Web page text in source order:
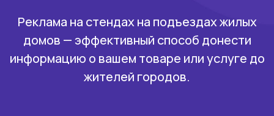
Реклама на стендах на подъездах жилых
домов — эффективный способ донести
информацию о вашем товаре или услуге до
жителей городов.